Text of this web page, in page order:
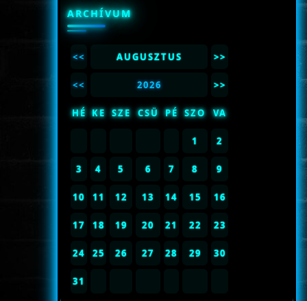
ARCHÍVUM
<< AUGUSZTUS >>
<< 2026 >>
HÉ KE SZE CSÜ PÉ SZO VA
1 2
3 4 5 6 7 8 9
10 11 12 13 14 15 16
17 18 19 20 21 22 23
24 25 26 27 28 29 30
31